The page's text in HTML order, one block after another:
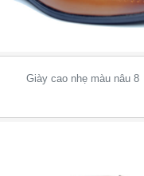
Giày cao nhẹ màu nâu 8